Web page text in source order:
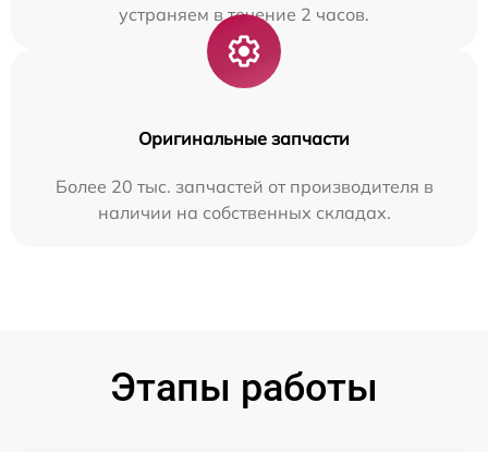
устраняем в течение 2 часов.
Оригинальные запчасти
Более 20 тыс. запчастей от производителя в
наличии на собственных складах.
Этапы работы